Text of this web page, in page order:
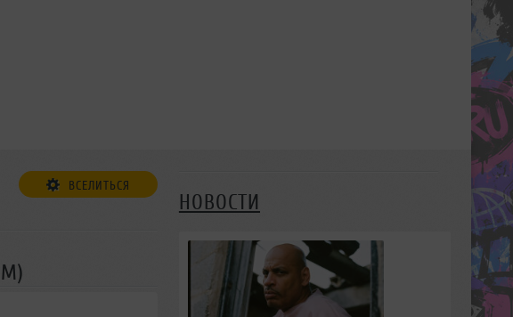
ВСЕЛИТЬСЯ
НОВОСТИ